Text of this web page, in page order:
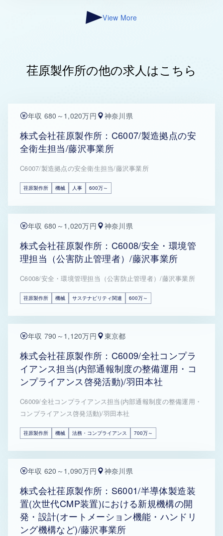
View More
荏原製作所の他の求人はこちら
年収 680～1,020万円 神奈川県
株式会社荏原製作所：C6007/製造拠点の安
全衛生担当/藤沢事業所
C6007/製造拠点の安全衛生担当/藤沢事業所
荏原製作所 機械 人事 600万～
年収 680～1,020万円 神奈川県
株式会社荏原製作所：C6008/安全・環境管
理担当（公害防止管理者）/藤沢事業所
C6008/安全・環境管理担当（公害防止管理者）/藤沢事業所
荏原製作所 機械 サステナビリティ関連 600万～
年収 790～1,120万円 東京都
株式会社荏原製作所：C6009/全社コンプラ
イアンス担当(内部通報制度の整備運用・コ
ンプライアンス啓発活動)/羽田本社
C6009/全社コンプライアンス担当(内部通報制度の整備運用・
コンプライアンス啓発活動)/羽田本社
荏原製作所 機械 法務・コンプライアンス 700万～
年収 620～1,090万円 神奈川県
株式会社荏原製作所：S6001/半導体製造装
置(次世代CMP装置)における新規機構の開
発・設計(オートメーション機能・ハンドリ
ング機構など)/藤沢事業所